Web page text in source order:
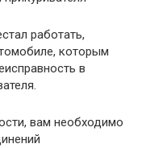
работать,
которым
в
вам необходимо